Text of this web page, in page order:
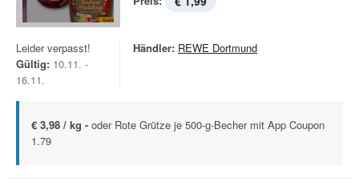
Leider verpasst!
Gültig: 10.11. -
16.11.
Händler: REWE Dortmund
€ 3,98 / kg - oder Rote Grütze je 500-g-Becher mit App Coupon
1.79